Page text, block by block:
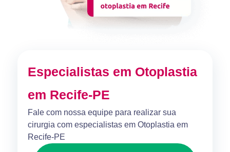
Especialistas em Otoplastia
em Recife-PE
Fale com nossa equipe para realizar sua
cirurgia com especialistas em Otoplastia em
Recife-PE